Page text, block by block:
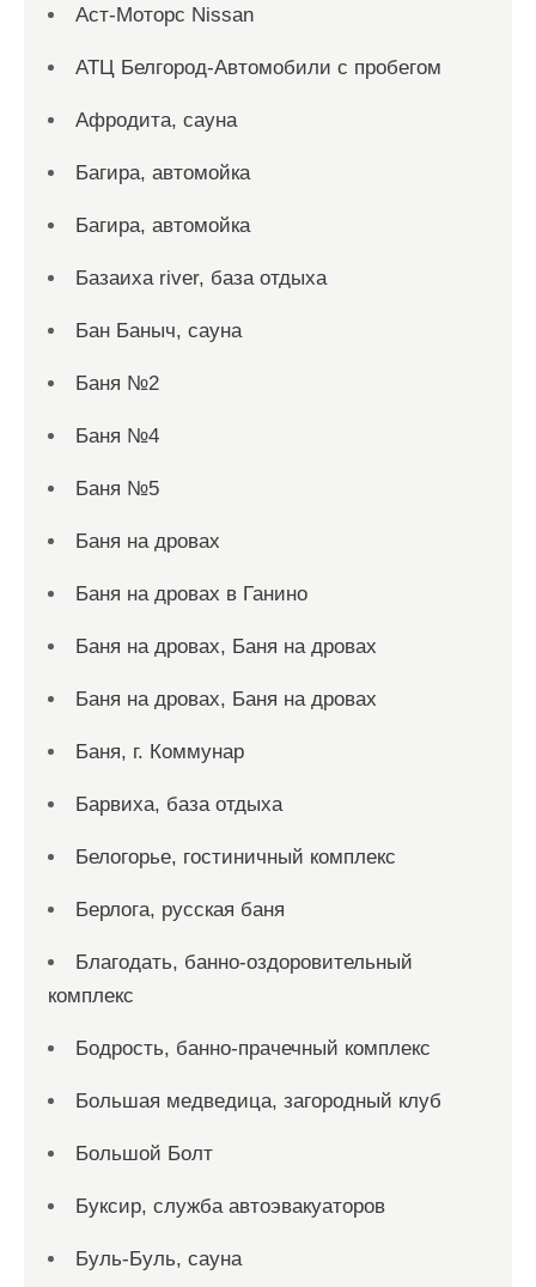
Аст-Моторс Nissan
АТЦ Белгород-Автомобили с пробегом
Афродита, сауна
Багира, автомойка
Багира, автомойка
Базаиха river, база отдыха
Бан Баныч, сауна
Баня №2
Баня №4
Баня №5
Баня на дровах
Баня на дровах в Ганино
Баня на дровах, Баня на дровах
Баня на дровах, Баня на дровах
Баня, г. Коммунар
Барвиха, база отдыха
Белогорье, гостиничный комплекс
Берлога, русская баня
Благодать, банно-оздоровительный
комплекс
Бодрость, банно-прачечный комплекс
Большая медведица, загородный клуб
Большой Болт
Буксир, служба автоэвакуаторов
Буль-Буль, сауна